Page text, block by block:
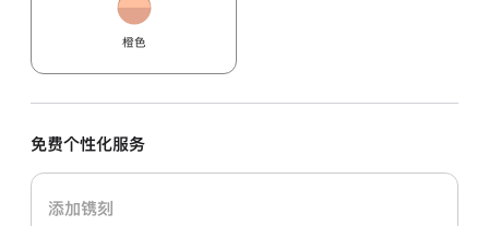
橙色
免费个性化服务
添加镌刻